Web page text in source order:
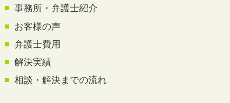
事務所・弁護士紹介
お客様の声
弁護士費用
解決実績
相談・解決までの流れ